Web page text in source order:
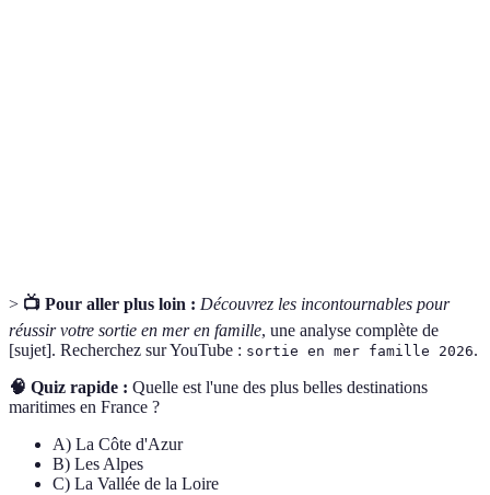
> 📺 Pour aller plus loin : Découvrez les incontournables pour
réussir votre sortie en mer en famille, une analyse complète de
[sujet]. Recherchez sur YouTube : sortie en mer famille 2026.
🧠 Quiz rapide : Quelle est l'une des plus belles destinations
maritimes en France ?
A) La Côte d'Azur
B) Les Alpes
C) La Vallée de la Loire